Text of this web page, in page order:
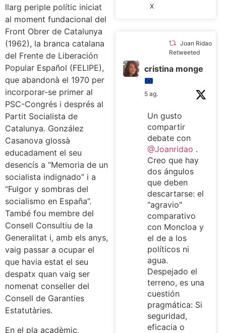
llarg periple polític iniciat
al moment fundacional del
Front Obrer de Catalunya
(1962), la branca catalana
del Frente de Liberación
Popular Español (FELIPE),
que abandonà el 1970 per
incorporar-se primer al
PSC-Congrés i després al
Partit Socialista de
Catalunya. González
Casanova glossà
educadament el seu
desencís a “Memoria de un
socialista indignado” i a
“Fulgor y sombras del
socialismo en España”.
També fou membre del
Consell Consultiu de la
Generalitat i, amb els anys,
vaig passar a ocupar el
que havia estat el seu
despatx quan vaig ser
nomenat conseller del
Consell de Garanties
Estatutàries.
En el pla acadèmic,
X
Joan Ridao
Retweeted
cristina monge
5 ag.
Un gusto
compartir
debate con
@Joanridao .
Creo que hay
dos ángulos
que deben
descartarse: el
"agravio"
comparativo
con Moncloa y
el de a los
políticos ni
agua.
Despejado el
terreno, es una
cuestión
pragmática: Si
seguridad,
eficacia o